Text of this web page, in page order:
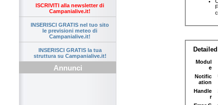
ISCRIVITI alla newsletter di
Campanialive.it!
INSERISCI GRATIS nel tuo sito
le previsioni meteo di
Campanialive.it!
INSERISCI GRATIS la tua
struttura su Campanialive.it!
Annunci